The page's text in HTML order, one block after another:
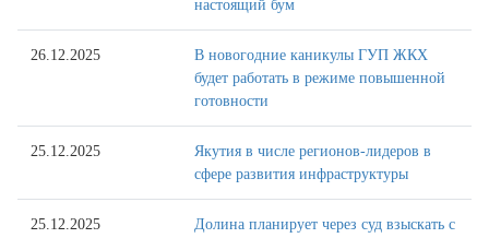
настоящий бум
26.12.2025
В новогодние каникулы ГУП ЖКХ
будет работать в режиме повышенной
готовности
25.12.2025
Якутия в числе регионов-лидеров в
сфере развития инфраструктуры
25.12.2025 Долина планирует через суд взыскать с